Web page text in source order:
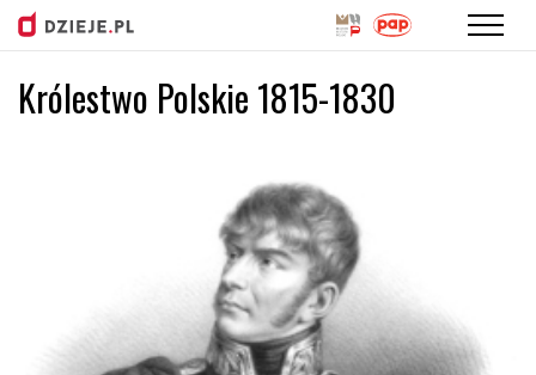
Przejdź
do
Królestwo Polskie 1815-1830